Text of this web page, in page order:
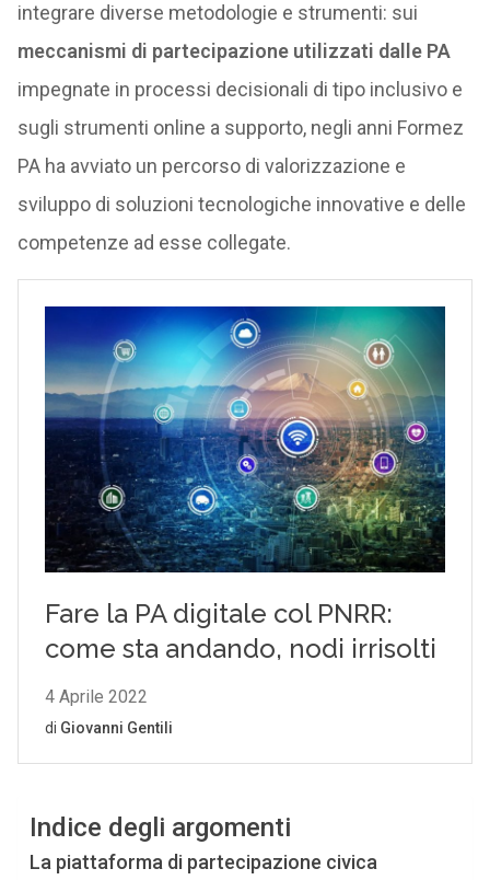
integrare diverse metodologie e strumenti: sui
meccanismi di partecipazione utilizzati dalle PA
impegnate in processi decisionali di tipo inclusivo e
sugli strumenti online a supporto, negli anni Formez
PA ha avviato un percorso di valorizzazione e
sviluppo di soluzioni tecnologiche innovative e delle
competenze ad esse collegate.
Indice degli argomenti
La piattaforma di partecipazione civica